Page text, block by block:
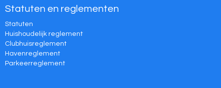
Statuten en reglementen
Statuten
Huishoudelijk reglement
Clubhuisreglement
Havenreglement
Parkeerreglement